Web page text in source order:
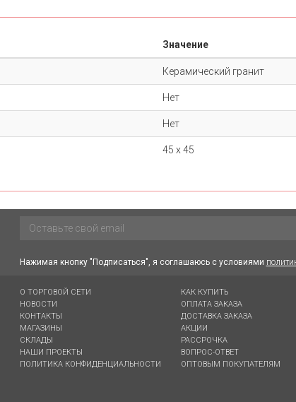
Значение
Керамический гранит
Нет
Нет
45 х 45
Нажимая кнопку "Подписаться", я соглашаюсь с условиями
О ТОРГОВОЙ СЕТИ
НОВОСТИ
КОНТАКТЫ
МАГАЗИНЫ
СКЛАДЫ
НАШИ ПРОЕКТЫ
ПОЛИТИКА КОНФИДЕНЦИАЛЬНОСТИ
КАК КУПИТЬ
ОПЛАТА ЗАКАЗА
ДОСТАВКА ЗАКАЗА
АКЦИИ
РАССРОЧКА
ВОПРОС-ОТВЕТ
ОПТОВЫМ ПОКУПАТЕЛЯМ